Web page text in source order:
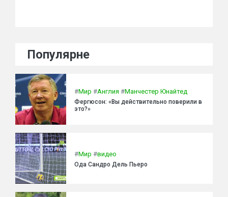
Популярне
#Мир #Англия #Манчестер Юнайтед
Фергюсон: «Вы действительно поверили в
это?»
#Мир #видео
Ода Сандро Дель Пьеро